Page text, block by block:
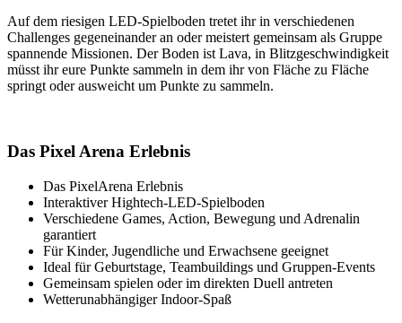
Auf dem riesigen LED-Spielboden tretet ihr in verschiedenen
Challenges gegeneinander an oder meistert gemeinsam als Gruppe
spannende Missionen. Der Boden ist Lava, in Blitzgeschwindigkeit
müsst ihr eure Punkte sammeln in dem ihr von Fläche zu Fläche
springt oder ausweicht um Punkte zu sammeln.
Das Pixel Arena Erlebnis
Das PixelArena Erlebnis
Interaktiver Hightech-LED-Spielboden
Verschiedene Games, Action, Bewegung und Adrenalin
garantiert
Für Kinder, Jugendliche und Erwachsene geeignet
Ideal für Geburtstage, Teambuildings und Gruppen-Events
Gemeinsam spielen oder im direkten Duell antreten
Wetterunabhängiger Indoor-Spaß